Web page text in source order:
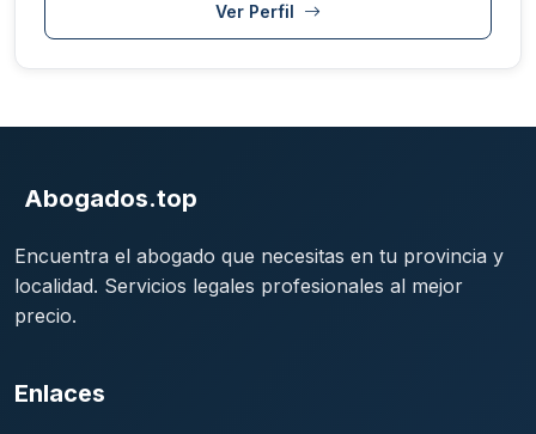
Ver Perfil
Abogados.top
Encuentra el abogado que necesitas en tu provincia y
localidad. Servicios legales profesionales al mejor
precio.
Enlaces